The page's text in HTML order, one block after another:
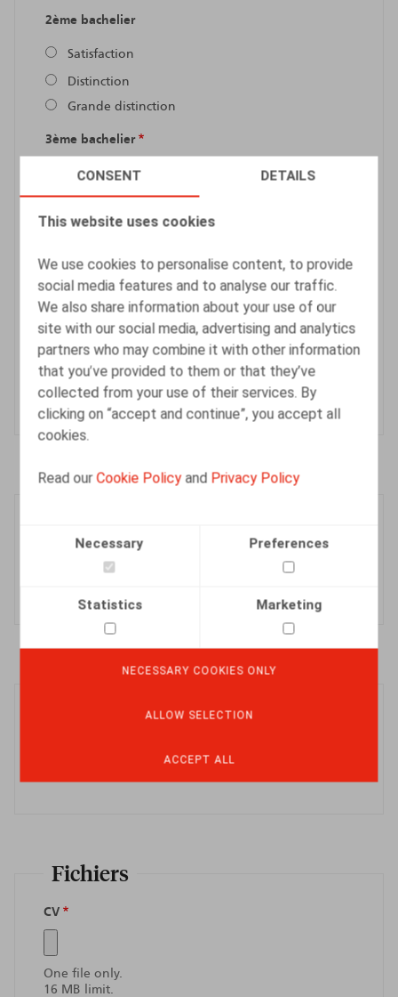
CONSENT DETAILS
This website uses cookies
We use cookies to personalise content, to provide
social media features and to analyse our traffic.
We also share information about your use of our
site with our social media, advertising and analytics
partners who may combine it with other information
that you’ve provided to them or that they’ve
collected from your use of their services. By
clicking on “accept and continue”, you accept all
cookies.
Read ourCookie Policyand Privacy Policy
Necessary Preferences
Statistics Marketing
NECESSARY COOKIES ONLY
ALLOW SELECTION
ACCEPT ALL
2ème bachelier
Satisfaction
Distinction
Grande distinction
3ème bachelier
Satisfaction
Distinction
Grande distinction
1ère master (si d'application)
Satisfaction
Distinction
Grande distinction
Les grades ne sont pas utilisés comme critère de
sélection mais sont demandés à titre informatif.
Juillet
Fichiers
CV
One file only.
16 MB limit.